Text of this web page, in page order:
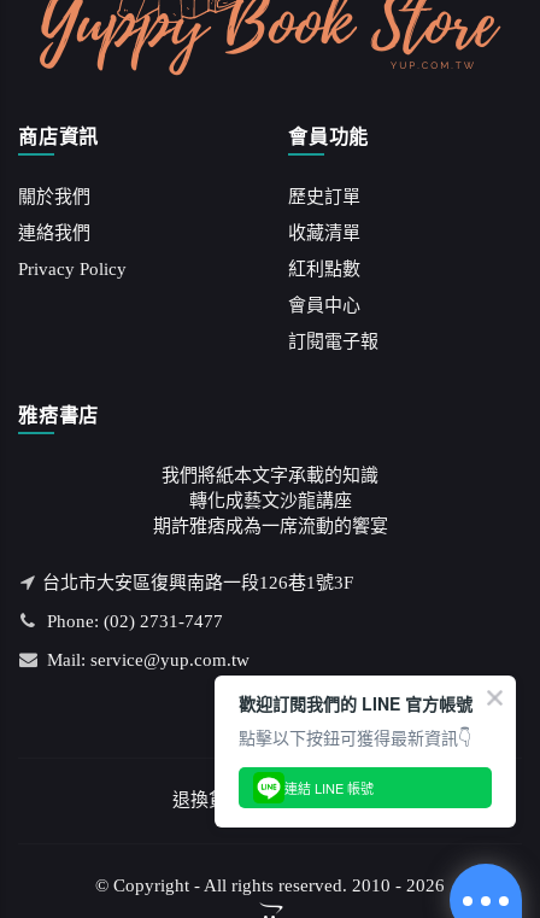
商店資訊
關於我們
連絡我們
Privacy Policy
會員功能
歷史訂單
收藏清單
紅利點數
會員中心
訂閱電子報
雅痞書店
我們將紙本文字承載的知識
轉化成藝文沙龍講座
期許雅痞成為一席流動的饗宴
台北市大安區復興南路一段126巷1號3F
Phone: (02) 2731-7477
Mail: service@yup.com.tw
退換貨說明/隱私權政策
© Copyright - All rights reserved. 2010 - 2026
歡迎訂閱我們的 LINE 官方帳號
點擊以下按鈕可獲得最新資訊👇
連結 LINE 帳號